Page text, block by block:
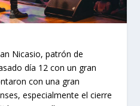
Nicasio, patrón de
día 12 con un gran
con una gran
especialmente el cierre